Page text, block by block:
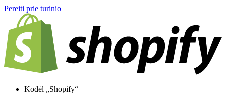
Pereiti prie turinio
Kodėl „Shopify“